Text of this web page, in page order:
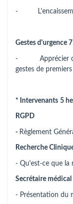
-
Gestes d'urgence
- Apprécier
gestes de
* Intervenants 5
RGPD
- Règlement
Recherche
- Qu'est-ce que la
Secrétaire médical
- Présentation du